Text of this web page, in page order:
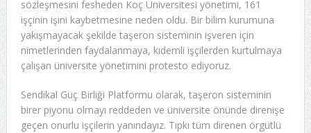
sözleşmesini fesheden Koç Üniversitesi yönetimi, 161
işçinin işini kaybetmesine neden oldu. Bir bilim kurumuna
yakışmayacak şekilde taşeron sisteminin işveren için
nimetlerinden faydalanmaya, kıdemli işçilerden kurtulmaya
çalışan üniversite yönetimini protesto ediyoruz.
Sendikal Güç Birliği Platformu olarak, taşeron sisteminin
birer piyonu olmayı reddeden ve üniversite önünde direnişe
geçen onurlu işçilerin yanındayız. Tıpkı tüm direnen örgütlü